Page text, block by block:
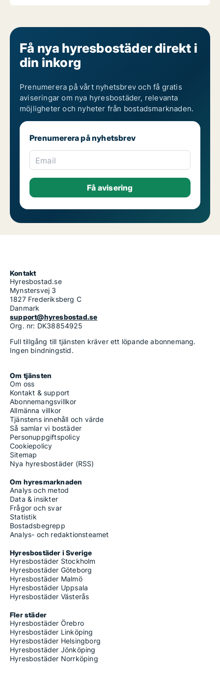
Få nya hyresbostäder direkt i
din inkorg
Prenumerera på vårt nyhetsbrev och få gratis
aviseringar om nya hyresbostäder, relevanta
möjligheter och nyheter från bostadsmarknaden.
Prenumerera på nyhetsbrev
Email
Kontakt
Hyresbostad.se
Mynstersvej 3
1827 Frederiksberg C
Danmark
support@hyresbostad.se
Org. nr: DK38854925
Full tillgång till tjänsten kräver ett löpande abonnemang.
Ingen bindningstid.
Om tjänsten
Om oss
Kontakt & support
Abonnemangsvillkor
Allmänna villkor
Tjänstens innehåll och värde
Så samlar vi bostäder
Personuppgiftspolicy
Cookiepolicy
Sitemap
Nya hyresbostäder (RSS)
Om hyresmarknaden
Analys och metod
Data & insikter
Frågor och svar
Statistik
Bostadsbegrepp
Analys- och redaktionsteamet
Hyresbostäder i Sverige
Hyresbostäder Stockholm
Hyresbostäder Göteborg
Hyresbostäder Malmö
Hyresbostäder Uppsala
Hyresbostäder Västerås
Fler städer
Hyresbostäder Örebro
Hyresbostäder Linköping
Hyresbostäder Helsingborg
Hyresbostäder Jönköping
Hyresbostäder Norrköping